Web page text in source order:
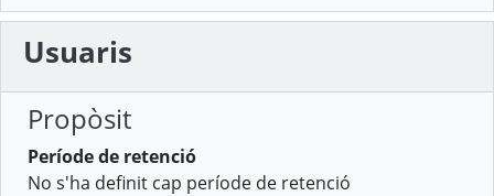
Usuaris
Propòsit
Període de retenció
No s'ha definit cap període de retenció